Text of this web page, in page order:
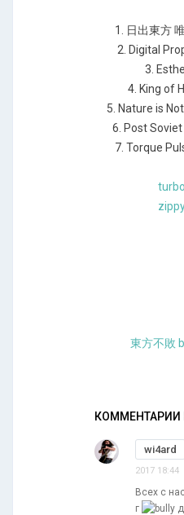
1. 日出東方
2. Digital
3.
4. King of
5. Nature is
6. Post
7. Torque
東方不敗
КОММЕНТАРИИ
wi4ard
2017 18:44
Всех с
г
д